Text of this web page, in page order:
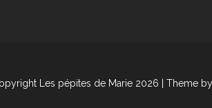
Les pépites de Marie 2026 | Theme